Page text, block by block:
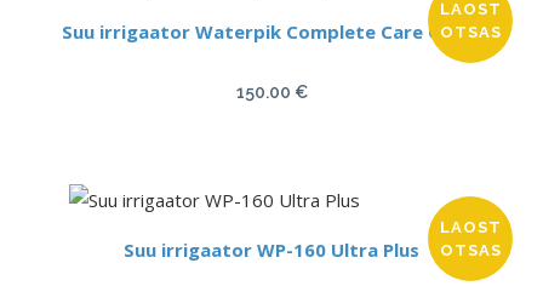
LAOST
OTSAS
Suu irrigaator Waterpik Complete Care CC-01
150.00 €
LAOST
OTSAS
Suu irrigaator WP-160 Ultra Plus